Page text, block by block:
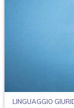
LINGUAGGIO